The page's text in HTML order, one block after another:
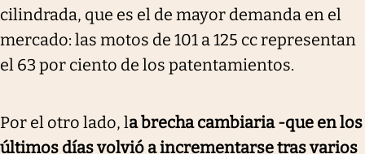
cilindrada, que es el de mayor demanda en el
mercado: las motos de 101 a 125 cc representan
el 63 por ciento de los patentamientos.
Por el otro lado, la brecha cambiaria -que en los
últimos días volvió a incrementarse tras varios